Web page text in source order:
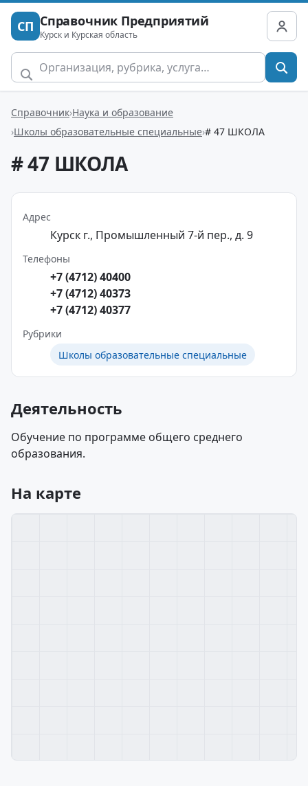
СП Справочник Предприятий
Курск и Курская область
Справочник Наука и образование
Школы образовательные специальные # 47 ШКОЛА
# 47 ШКОЛА
Адрес
Курск г., Промышленный 7-й пер., д. 9
Телефоны
+7 (4712) 40400
+7 (4712) 40373
+7 (4712) 40377
Рубрики
Школы образовательные специальные
Деятельность
Обучение по программе общего среднего
образования.
На карте